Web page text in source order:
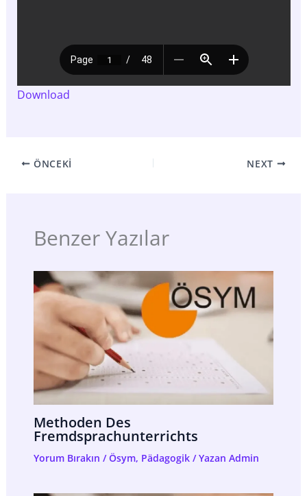
Download
ÖNCEKI NEXT
Benzer Yazılar
Methoden Des
Fremdsprachunterrichts
Yorum Bırakın /Ösym, Pädagogik/ Yazan Admin